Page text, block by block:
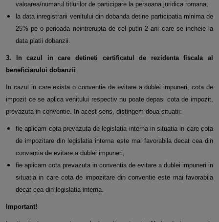
valoarea/numarul titlurilor de participare la persoana juridica romana;
la data inregistrarii venitului din dobanda detine participatia minima de
25% pe o perioada neintrerupta de cel putin 2 ani care se incheie la
data platii dobanzii.
3. In cazul in care detineti certificatul de rezidenta fiscala al
beneficiarului dobanzii
In cazul in care exista o conventie de evitare a dublei impuneri, cota de
impozit ce se aplica venitului respectiv nu poatedepasi cota de impozit,
prevazuta in conventie. In acest sens, distingem doua situatii:
fie aplicam cota prevazuta de legislatia interna in situatia in care cota
de impozitare din legislatia interna este mai favorabila decat cea din
conventia de evitare a dublei impuneri;
fie aplicam cota prevazuta in conventia de evitare a dublei impuneri in
situatia in care cota de impozitare din conventieeste mai favorabila
decat cea din legislatia interna.
Important!